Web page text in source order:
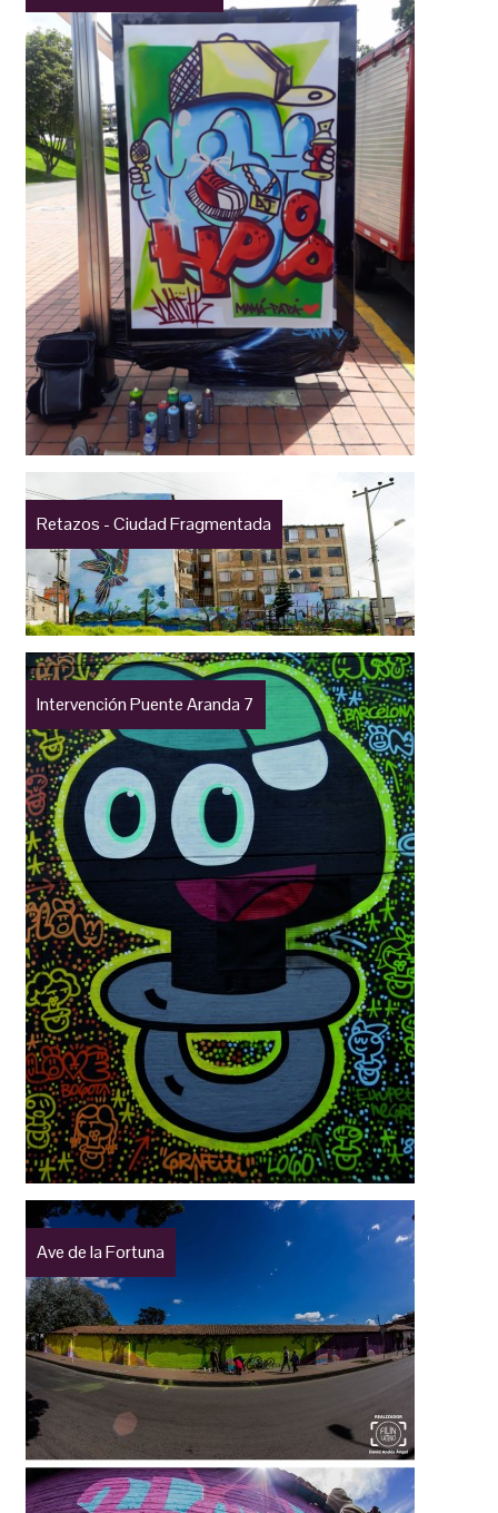
Retazos - Ciudad Fragmentada
Intervención Puente Aranda 7
Ave de la Fortuna